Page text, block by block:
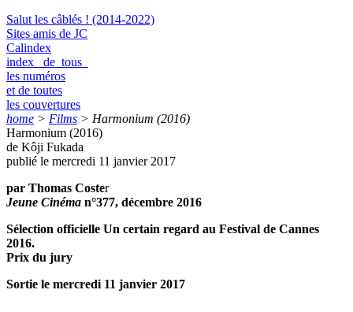
Salut les câblés ! (2014-2022)
Sites amis de JC
Calindex
index de tous
les numéros
et de toutes
les couvertures
home > Films > Harmonium (2016)
Harmonium (2016)
de Kôji Fukada
publié le mercredi 11 janvier 2017
par Thomas Coster
Jeune Cinéma n°377, décembre 2016
Sélection officielle Un certain regard au Festival de Cannes
2016.
Prix du jury
Sortie le mercredi 11 janvier 2017